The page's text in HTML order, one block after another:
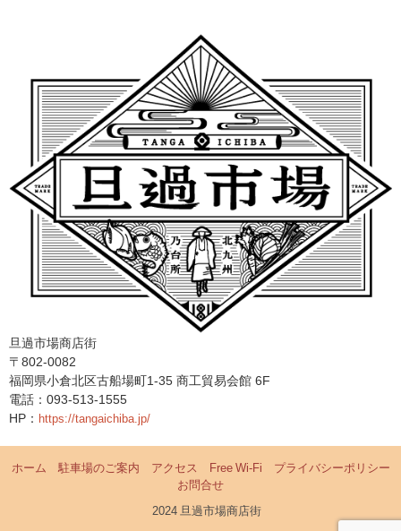
旦過市場商店街
〒802-0082
福岡県小倉北区古船場町1-35 商工貿易会館 6F
電話：093-513-1555
HP：
https://tangaichiba.jp/
ホーム 駐車場のご案内 アクセス Free Wi-Fi
プライバシーポリシー
お問合せ
©2024 旦過市場商店街